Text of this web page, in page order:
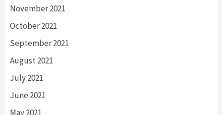
November 2021
October 2021
September 2021
August 2021
July 2021
June 2021
May 2021